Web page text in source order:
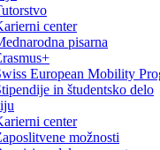
center
pisarna
European Mobility
in študentsko delo
center
možnosti